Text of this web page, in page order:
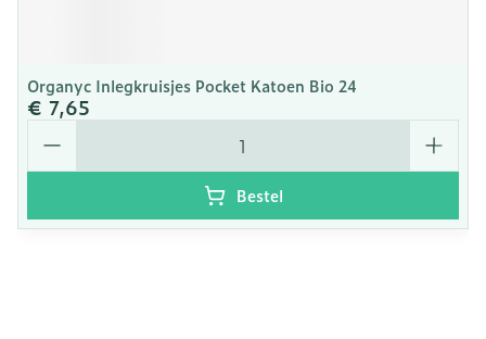
Organyc Inlegkruisjes Pocket Katoen Bio 24
€ 7,65
Aantal
Bestel